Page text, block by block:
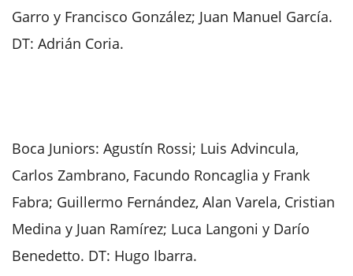
Garro y Francisco González; Juan Manuel García.
DT: Adrián Coria.
Boca Juniors: Agustín Rossi; Luis Advincula,
Carlos Zambrano, Facundo Roncaglia y Frank
Fabra; Guillermo Fernández, Alan Varela, Cristian
Medina y Juan Ramírez; Luca Langoni y Darío
Benedetto. DT: Hugo Ibarra.